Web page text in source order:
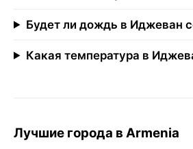
Будет ли дождь в Иджеван
Какая температура в
Лучшие города в Armenia